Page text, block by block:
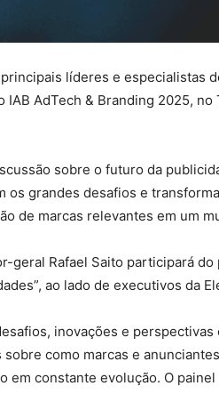
líderes e especialistas
IAB AdTech & Branding 2025, no
sobre o futuro da
os grandes desafios e
de marcas relevantes em um
geral Rafael Saito participará do
ao lado de executivos da
inovações e
como marcas e
em constante evolução. O